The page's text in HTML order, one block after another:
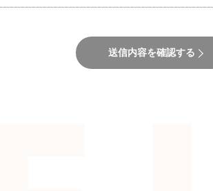
送信内容を確認する